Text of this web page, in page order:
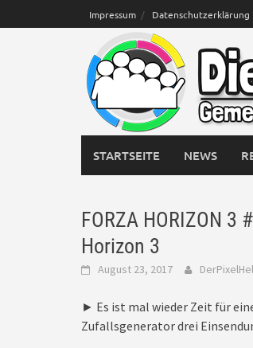
to
Impressum Datenschutzerklärung
STARTSEITE NEWS
FORZA HORIZON 3
Horizon 3
August 23, 2017
► Es ist mal wieder Zeit für
Zufallsgenerator drei